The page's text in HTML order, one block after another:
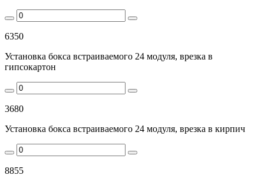
6350
Установка бокса встраиваемого 24 модуля, врезка в
гипсокартон
3680
Установка бокса встраиваемого 24 модуля, врезка в кирпич
8855